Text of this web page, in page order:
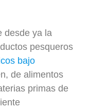
desde ya la
pesqueros
bajo
de alimentos
primas de